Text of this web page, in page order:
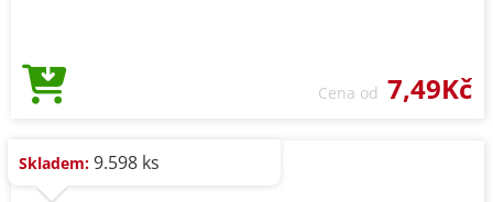
Cena od 7,49Kč
Skladem: 9.598 ks